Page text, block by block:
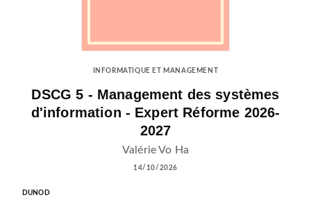
INFORMATIQUE ET MANAGEMENT
DSCG 5 - Management des systèmes
d'information - Expert Réforme 2026-
2027
Valérie Vo Ha
14/10/2026
DUNOD